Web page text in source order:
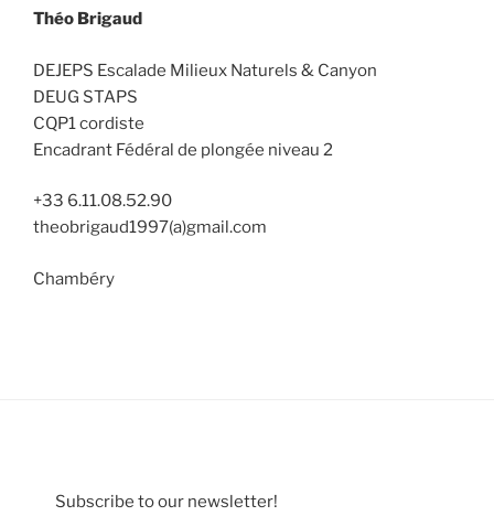
Théo Brigaud
DEJEPS Escalade Milieux Naturels & Canyon
DEUG STAPS
CQP1 cordiste
Encadrant Fédéral de plongée niveau 2
+33 6.11.08.52.90
theobrigaud1997(a)gmail.com
Chambéry
Subscribe to our newsletter!